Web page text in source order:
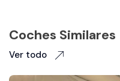
Coches Similares
Ver todo